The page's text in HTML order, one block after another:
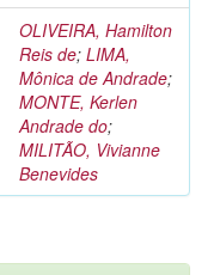
OLIVEIRA, Hamilton
Reis de; LIMA,
Mônica de Andrade;
MONTE, Kerlen
Andrade do;
MILITÃO, Vivianne
Benevides